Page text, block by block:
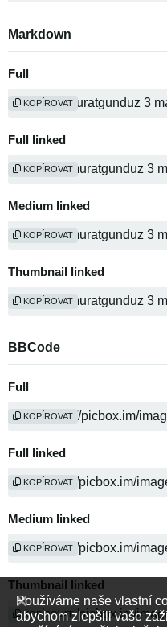
Markdown
Full
KOPÍROVAT
Full linked
KOPÍROVAT
Medium linked
KOPÍROVAT
Thumbnail linked
KOPÍROVAT
BBCode
Full
KOPÍROVAT
Full linked
KOPÍROVAT
Medium linked
KOPÍROVAT
Thumbnail linked
KOPÍROVAT
Používáme naše vlastní
abychom zlepšili vaše